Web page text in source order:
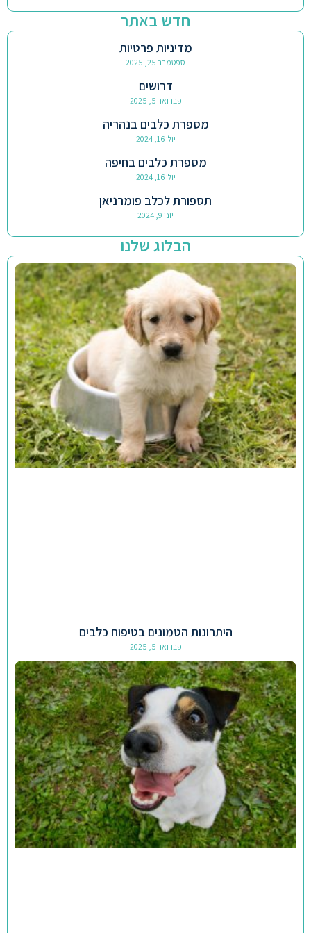
חדש באתר
מדיניות פרטיות
ספטמבר 25, 2025
דרושים
פברואר 5, 2025
מספרת כלבים בנהריה
יולי 16, 2024
מספרת כלבים בחיפה
יולי 16, 2024
תספורת לכלב פומרניאן
יוני 9, 2024
הבלוג שלנו
היתרונות הטמונים בטיפוח כלבים
פברואר 5, 2025